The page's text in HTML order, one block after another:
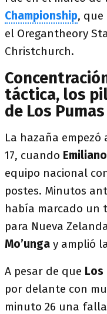
Championship,
el Oregantheory
Christchurch.
táctica, los
de Los Pumas
La hazaña
17, cuando
equipo nacional
postes. Minutos
había marcado un
para Nueva
Mo’unga y amplió
A pesar de que Los
por delante con
minuto 26 una